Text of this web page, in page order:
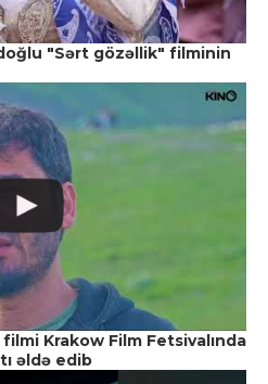
"Sərt gözəllik" filminin
Krakow Film Fetsivalında
əldə edib